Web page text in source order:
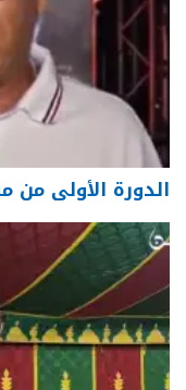
الدورة الأولى